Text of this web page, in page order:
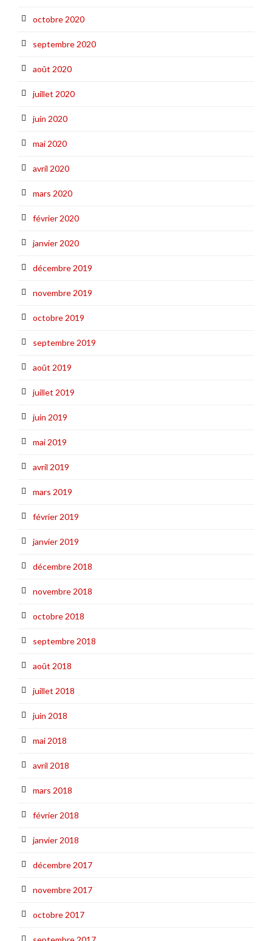
octobre 2020
septembre 2020
août 2020
juillet 2020
juin 2020
mai 2020
avril 2020
mars 2020
février 2020
janvier 2020
décembre 2019
novembre 2019
octobre 2019
septembre 2019
août 2019
juillet 2019
juin 2019
mai 2019
avril 2019
mars 2019
février 2019
janvier 2019
décembre 2018
novembre 2018
octobre 2018
septembre 2018
août 2018
juillet 2018
juin 2018
mai 2018
avril 2018
mars 2018
février 2018
janvier 2018
décembre 2017
novembre 2017
octobre 2017